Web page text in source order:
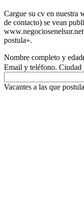
Cargue su cv en nuestra
de contacto) se vean
postula».
Nombre completo y edad
Email y teléfono. Ciudad
Vacantes a las que postula